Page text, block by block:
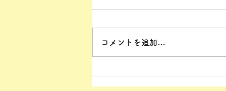
コメントを追加…